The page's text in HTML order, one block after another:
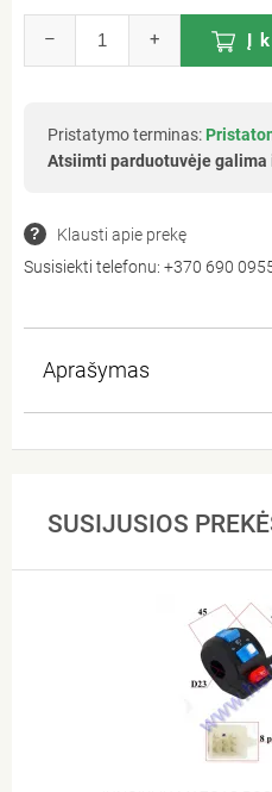
– + Į
Pristatymo terminas:
Atsiimti parduotuvėje galima
Klausti apie prekę
Susisiekti telefonu: +370 690
Aprašymas
SUSIJUSIOS